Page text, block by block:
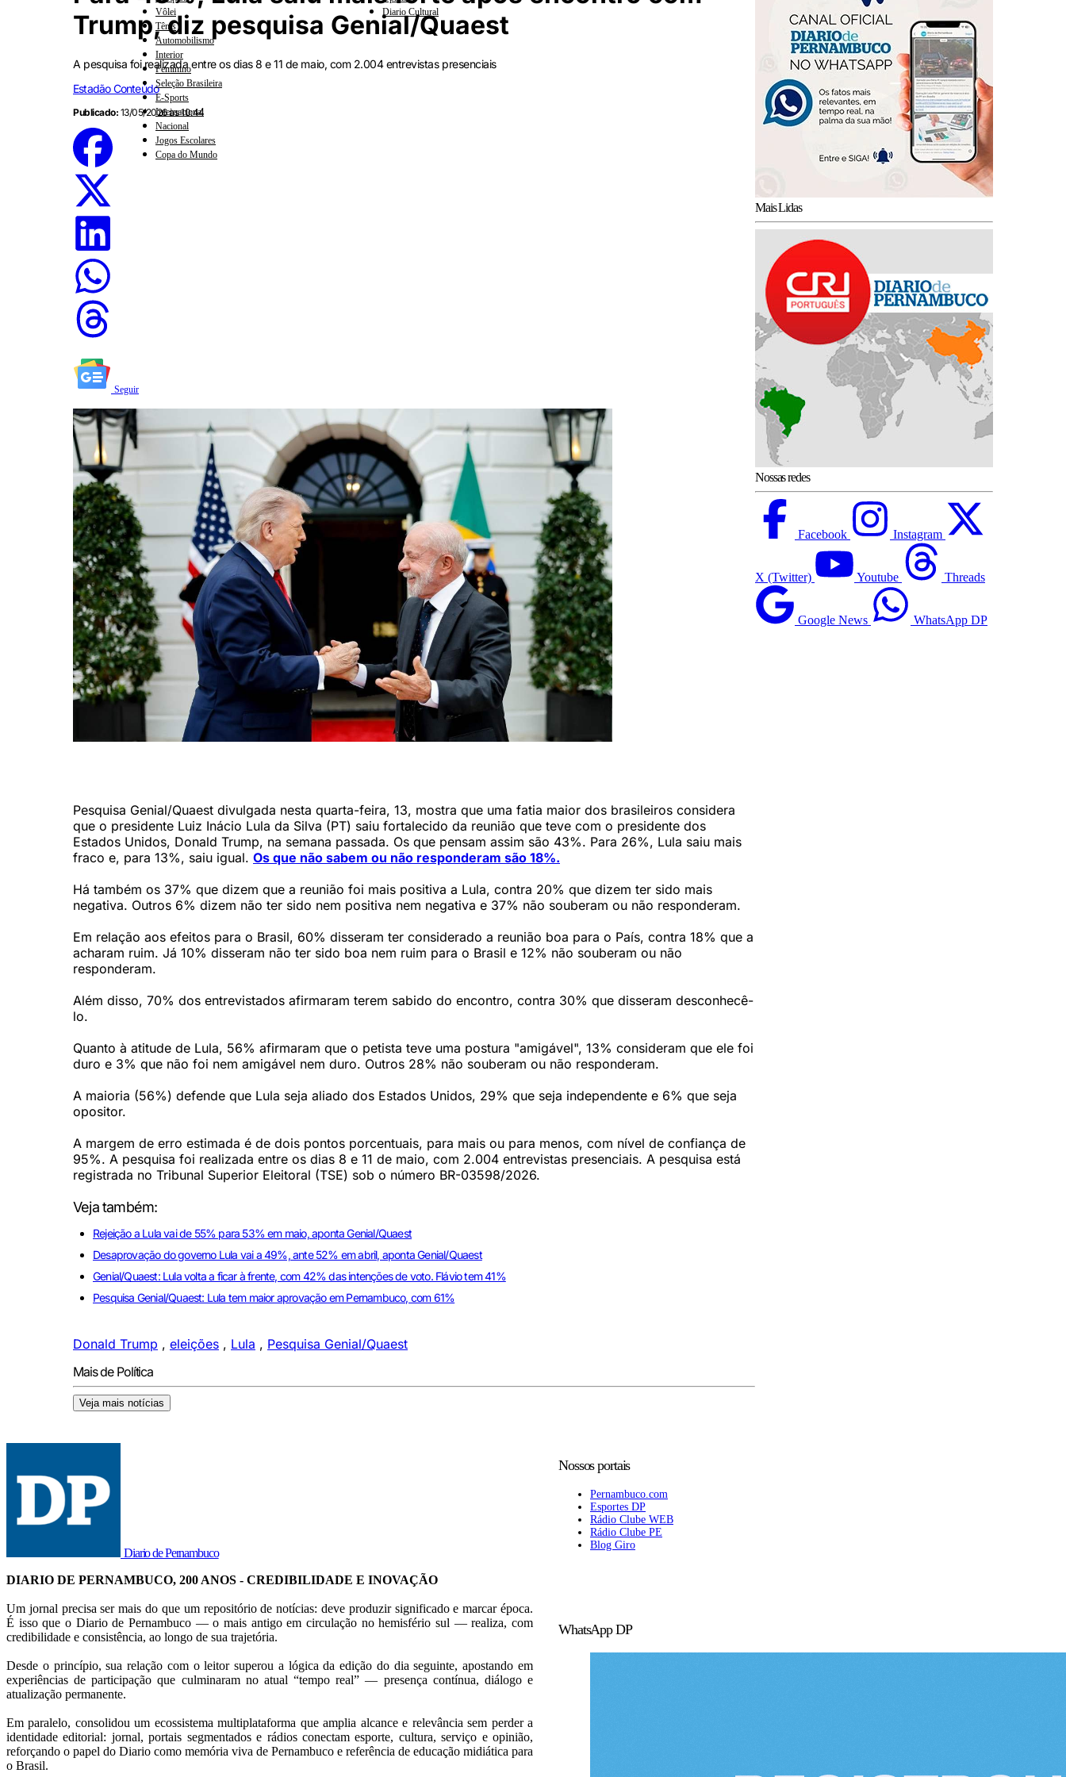
Vôlei
Tênis
Automobilismo
Interior
Feminino
Seleção Brasileira
E-Sports
Internacional
Nacional
Jogos Escolares
Copa do Mundo
Diario Cultural
Trump, diz pesquisa Genial/Quaest
A pesquisa foi realizada entre os dias 8 e 11 de maio, com 2.004 entrevistas presenciais
Estadão Conteúdo
Publicado: 13/05/2026 às 10:44
Seguir
Pesquisa Genial/Quaest divulgada nesta quarta-feira, 13, mostra que uma fatia maior dos brasileiros considera
que o presidente Luiz Inácio Lula da Silva (PT) saiu fortalecido da reunião que teve com o presidente dos
Estados Unidos, Donald Trump, na semana passada. Os que pensam assim são 43%. Para 26%, Lula saiu mais
fraco e, para 13%, saiu igual. Os que não sabem ou não responderam são 18%.
Há também os 37% que dizem que a reunião foi mais positiva a Lula, contra 20% que dizem ter sido mais
negativa. Outros 6% dizem não ter sido nem positiva nem negativa e 37% não souberam ou não responderam.
Em relação aos efeitos para o Brasil, 60% disseram ter considerado a reunião boa para o País, contra 18% que a
acharam ruim. Já 10% disseram não ter sido boa nem ruim para o Brasil e 12% não souberam ou não
responderam.
Além disso, 70% dos entrevistados afirmaram terem sabido do encontro, contra 30% que disseram desconhecê-
lo.
Quanto à atitude de Lula, 56% afirmaram que o petista teve uma postura "amigável", 13% consideram que ele foi
duro e 3% que não foi nem amigável nem duro. Outros 28% não souberam ou não responderam.
A maioria (56%) defende que Lula seja aliado dos Estados Unidos, 29% que seja independente e 6% que seja
opositor.
A margem de erro estimada é de dois pontos porcentuais, para mais ou para menos, com nível de confiança de
95%. A pesquisa foi realizada entre os dias 8 e 11 de maio, com 2.004 entrevistas presenciais. A pesquisa está
registrada no Tribunal Superior Eleitoral (TSE) sob o número BR-03598/2026.
Veja também:
Rejeição a Lula vai de 55% para 53% em maio, aponta Genial/Quaest
Desaprovação do governo Lula vai a 49%, ante 52% em abril, aponta Genial/Quaest
Genial/Quaest: Lula volta a ficar à frente, com 42% das intenções de voto. Flávio tem 41%
Pesquisa Genial/Quaest: Lula tem maior aprovação em Pernambuco, com 61%
Donald Trump , eleições , Lula , Pesquisa Genial/Quaest
Mais de Política
Veja mais notícias
Mais Lidas
Nossas redes
Facebook Instagram
X (Twitter) Youtube Threads
Google News WhatsApp DP
Diario de Pernambuco
DIARIO DE PERNAMBUCO, 200 ANOS - CREDIBILIDADE E INOVAÇÃO
Um jornal precisa ser mais do que um repositório de notícias: deve produzir significado e marcar época.
É isso que o Diario de Pernambuco — o mais antigo em circulação no hemisfério sul — realiza, com
credibilidade e consistência, ao longo de sua trajetória.
Desde o princípio, sua relação com o leitor superou a lógica da edição do dia seguinte, apostando em
experiências de participação que culminaram no atual “tempo real” — presença contínua, diálogo e
atualização permanente.
Em paralelo, consolidou um ecossistema multiplataforma que amplia alcance e relevância sem perder a
identidade editorial: jornal, portais segmentados e rádios conectam esporte, cultura, serviço e opinião,
reforçando o papel do Diario como memória viva de Pernambuco e referência de educação midiática para
o Brasil.
Nossos portais
Pernambuco.com
Esportes DP
Rádio Clube WEB
Rádio Clube PE
Blog Giro
WhatsApp DP